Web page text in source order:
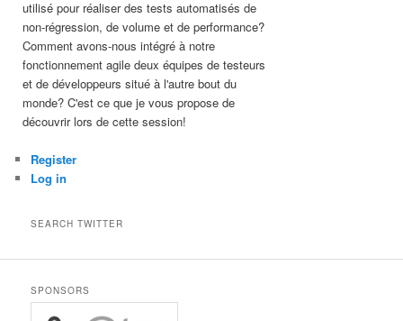
utilisé pour réaliser des tests automatisés de
non-régression, de volume et de performance?
Comment avons-nous intégré à notre
fonctionnement agile deux équipes de testeurs
et de développeurs situé à l'autre bout du
monde? C'est ce que je vous propose de
découvrir lors de cette session!
Register
Log in
SEARCH TWITTER
SPONSORS